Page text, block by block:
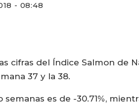
- 08:48
cifras del Índice Salmon de
37 y la 38.
es de -30.71%,